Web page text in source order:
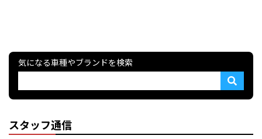
気になる車種やブランドを検索
スタッフ通信